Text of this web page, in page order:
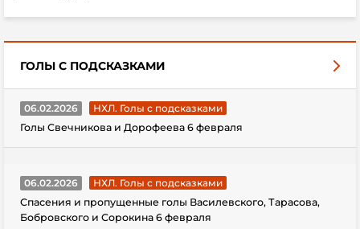
ГОЛЫ С ПОДСКАЗКАМИ
06.02.2026
НХЛ. Голы с подсказками
Голы Свечникова и Дорофеева 6 февраля
06.02.2026
НХЛ. Голы с подсказками
Спасения и пропущенные голы Василевского, Тарасова,
Бобровского и Сорокина 6 февраля